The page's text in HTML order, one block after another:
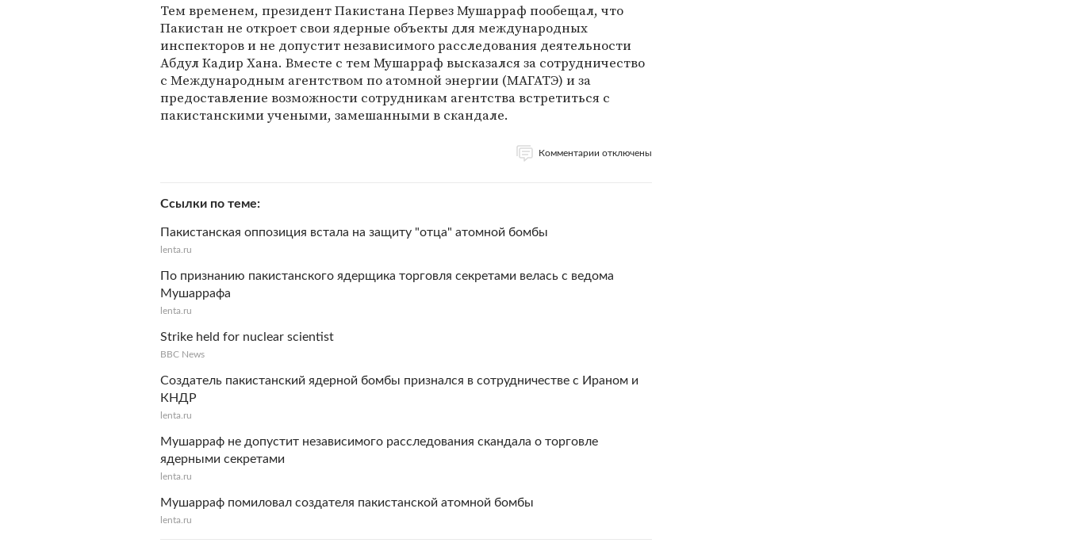
Тем временем, президент Пакистана Первез Мушарраф пообещал, что
Пакистан не откроет свои ядерные объекты для международных
инспекторов и не допустит независимого расследования деятельности
Абдул Кадир Хана. Вместе с тем Мушарраф высказался за сотрудничество
с Международным агентством по атомной энергии (МАГАТЭ) и за
предоставление возможности сотрудникам агентства встретиться с
пакистанскими учеными, замешанными в скандале.
Комментарии отключены
Ссылки по теме
Пакистанская оппозиция встала на защиту "отца" атомной бомбы
lenta.ru
По признанию пакистанского ядерщика торговля секретами велась с ведома
Мушаррафа
lenta.ru
Strike held for nuclear scientist
BBC News
Создатель пакистанский ядерной бомбы признался в сотрудничестве с Ираном и
КНДР
lenta.ru
Мушарраф не допустит независимого расследования скандала о торговле
ядерными секретами
lenta.ru
Мушарраф помиловал создателя пакистанской атомной бомбы
lenta.ru